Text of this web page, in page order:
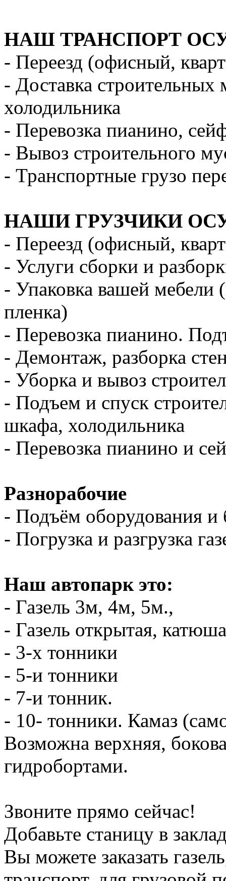
НАШ ТРАНСПОРТ
- Переезд (офисный,
- Доставка
холодильника
- Перевозка пианино,
- Вывоз строительного
- Транспортные грузо
НАШИ ГРУЗЧИКИ
- Переезд (офисный,
- Услуги сборки и
- Упаковка вашей мебели
пленка)
- Перевозка пианино.
- Демонтаж, разборка
- Уборка и вывоз
- Подъем и спуск
шкафа, холодильника
- Перевозка пианино и
Разнорабочие
- Подъём оборудования и
- Погрузка и разгрузка
Наш автопарк это:
- Газель 3м, 4м, 5м.,
- Газель открытая,
- 3-х тонники
- 5-и тонники
- 7-и тонник.
- 10- тонники. Камаз
Возможна верхняя,
гидробортами.
Звоните прямо сейчас!
Добавьте станицу в
Вы можете заказать